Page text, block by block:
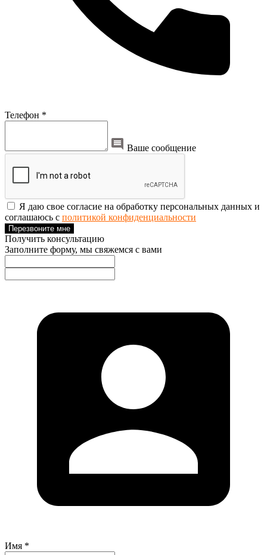
Телефон *
Ваше сообщение
Я даю свое согласие на обработку персональных данных и
соглашаюсь с политикой конфиденциальности
Перезвоните мне
Получить консультацию
Заполните форму, мы свяжемся с вами
Имя *